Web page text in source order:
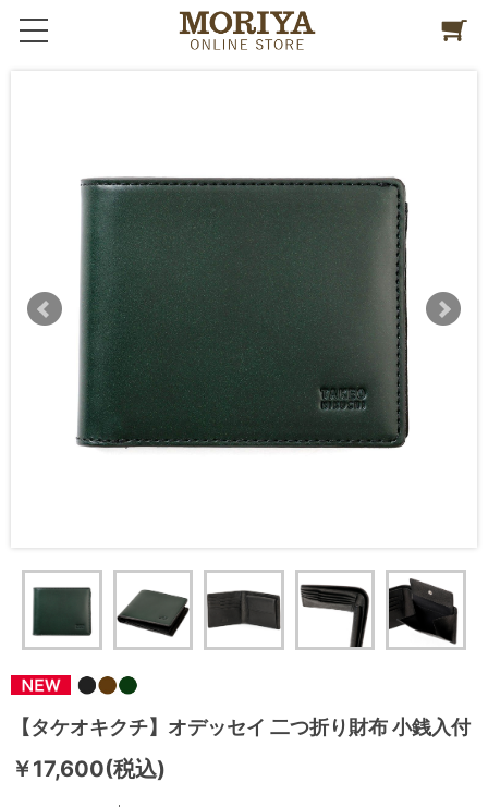
【タケオキクチ】オデッセイ 二つ折り財布 小銭入付
￥17,600(税込)